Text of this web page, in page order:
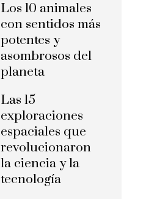
Los 10 animales
con sentidos más
potentes y
asombrosos del
planeta
Las 15
exploraciones
espaciales que
revolucionaron
la ciencia y la
tecnología